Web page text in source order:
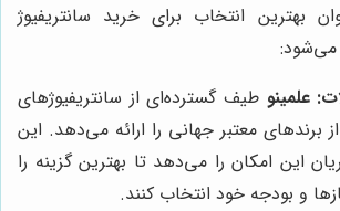
بهترین انتخاب برای خرید سانتریفیوژ
می‌شود:
علمینو طیف گسترده‌ای از سانتریفیوژهای
برندهای معتبر جهانی را ارائه می‌دهد. این
این امکان را می‌دهد تا بهترین گزینه را
و بودجه خود انتخاب کنند.